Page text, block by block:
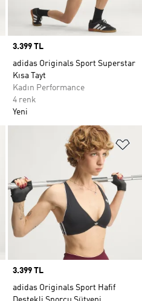
Price
3.399 TL
adidas Originals Sport Superstar
Kısa Tayt
Kadın Performance
4 renk
Yeni
Favori Listesine Ekle
Price
3.399 TL
adidas Originals Sport Hafif